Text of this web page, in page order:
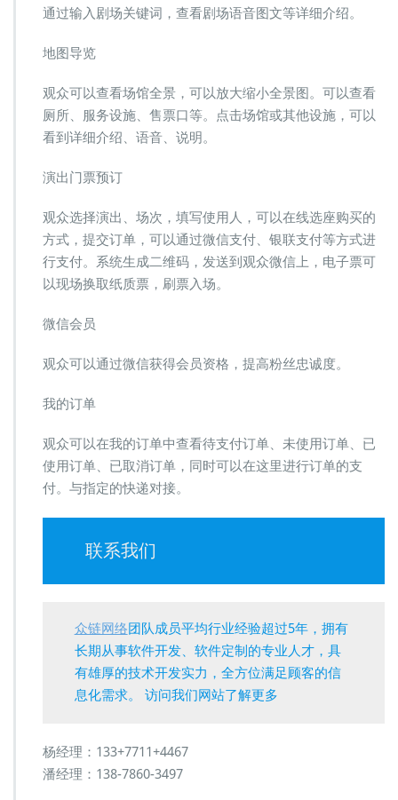
通过输入剧场关键词，查看剧场语音图文等详细介绍。
地图导览
观众可以查看场馆全景，可以放大缩小全景图。可以查看
厕所、服务设施、售票口等。点击场馆或其他设施，可以
看到详细介绍、语音、说明。
演出门票预订
观众选择演出、场次，填写使用人，可以在线选座购买的
方式，提交订单，可以通过微信支付、银联支付等方式进
行支付。系统生成二维码，发送到观众微信上，电子票可
以现场换取纸质票，刷票入场。
微信会员
观众可以通过微信获得会员资格，提高粉丝忠诚度。
我的订单
观众可以在我的订单中查看待支付订单、未使用订单、已
使用订单、已取消订单，同时可以在这里进行订单的支
付。与指定的快递对接。
联系我们
众链网络团队成员平均行业经验超过5年，拥有
长期从事软件开发、软件定制的专业人才，具
有雄厚的技术开发实力，全方位满足顾客的信
息化需求。 访问我们网站了解更多
杨经理：133+7711+4467
潘经理：138-7860-3497